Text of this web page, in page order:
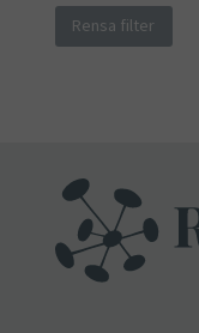
Rensa filter